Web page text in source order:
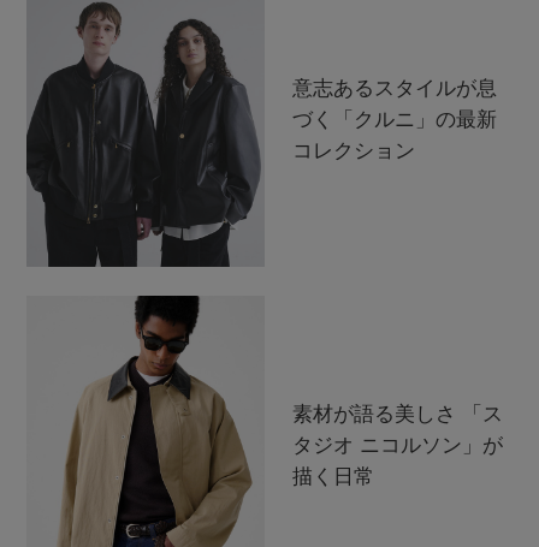
意志あるスタイルが息
づく「クルニ」の最新
コレクション
素材が語る美しさ 「ス
タジオ ニコルソン」が
描く日常